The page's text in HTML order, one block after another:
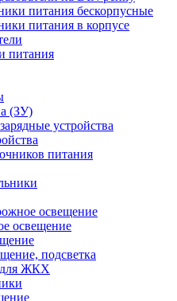
питания бескорпусные
питания в корпусе
питания
(ЗУ)
устройства
питания
освещение
освещение
подсветка
для ЖКХ